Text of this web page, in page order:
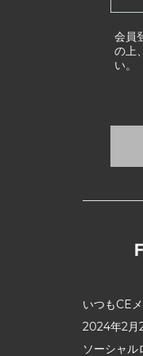
会員
の上
い。
いつもCE
2024年2月
ソーシャ